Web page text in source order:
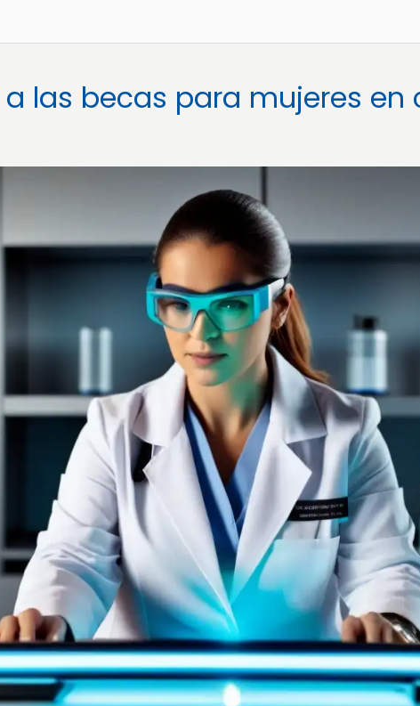
las becas para mujeres en